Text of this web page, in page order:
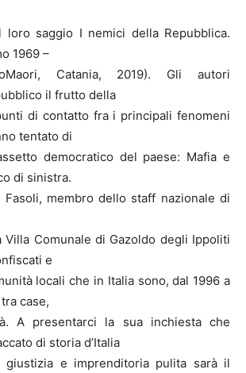
loro saggio I nemici della Repubblica.
1969 –
Catania, 2019). Gli autori
il frutto della
di contatto fra i principali fenomeni
tentato di
democratico del paese: Mafia e
di sinistra.
Fasoli, membro dello staff nazionale di
Villa Comunale di Gazoldo degli Ippoliti
e
locali che in Italia sono, dal 1996 a
case,
A presentarci la sua inchiesta che
di storia d’Italia
giustizia e imprenditoria pulita sarà il